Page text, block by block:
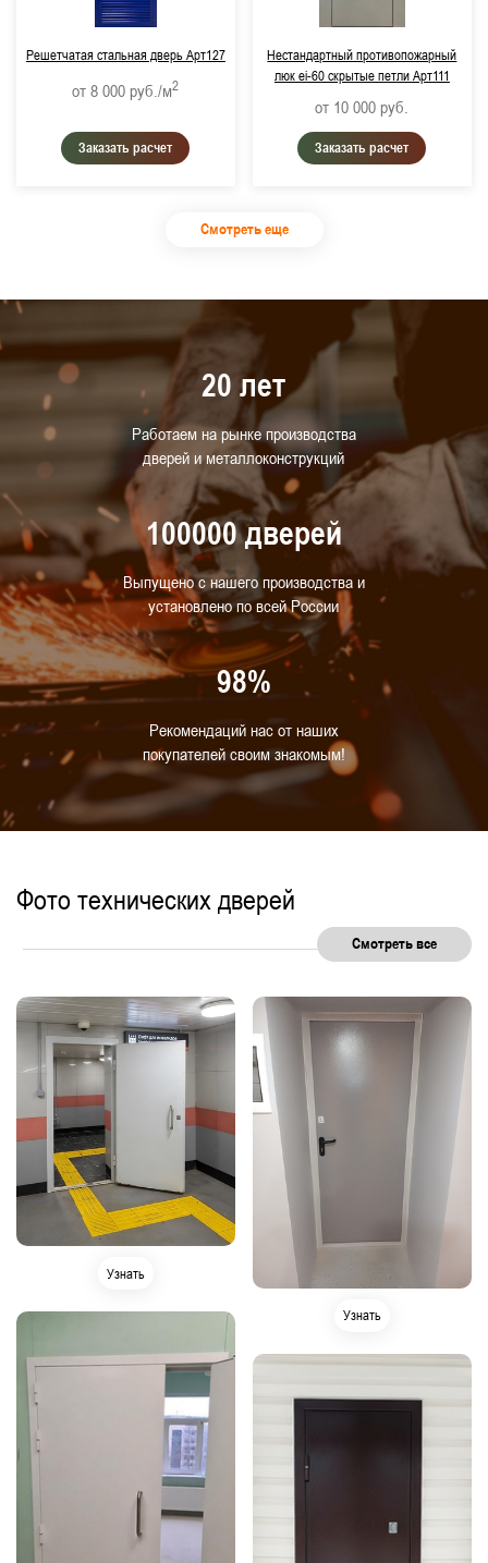
Решетчатая стальная дверь Арт127
от 8 000 руб./м2
Заказать расчет
Нестандартный противопожарный
люк ei-60 скрытые петли Арт111
от 10 000 руб.
Заказать расчет
Смотреть еще
20 лет
Работаем на рынке производства
дверей и металлоконструкций
100000 дверей
Выпущено с нашего производства и
установлено по всей России
98%
Рекомендаций нас от наших
покупателей своим знакомым!
Фото технических дверей
Смотреть все
Узнать
Узнать